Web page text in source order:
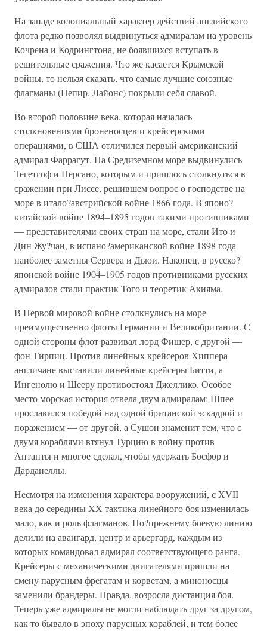
На западе колониальный характер действий английского
флота редко позволял выдвинуться адмиралам на уровень
Кочрена и Кодрингтона, не боявшихся вступать в
решительные сражения. Что же касается Крымской
войны, то нельзя сказать, что самые лучшие союзные
флагманы (Непир, Лайонс) покрыли себя славой.
Во второй половине века, которая началась
столкновениями броненосцев и крейсерскими
операциями, в США отличился первый американский
адмирал Фаррагут. На Средиземном море выдвинулись
Тегетгоф и Персано, которым и пришлось столкнуться в
сражении при Лиссе, решившем вопрос о господстве на
море в итало?австрийской войне 1866 года. В японо?
китайской войне 1894–1895 годов такими противниками
— представителями своих стран на море, стали Ито и
Дин Жу?чан, в испано?американской войне 1898 года
наиболее заметны Сервера и Дьюи. Наконец, в русско?
японской войне 1904–1905 годов противниками русских
адмиралов стали практик Того и теоретик Акияма.
В Первой мировой войне столкнулись на море
преимущественно флоты Германии и Великобритании. С
одной стороны флот развивал лорд Фишер, с другой —
фон Тирпиц. Против линейных крейсеров Хиппера
англичане выставили линейные крейсеры Битти, а
Ингенолю и Шееру противостоял Джеллико. Особое
место морская история отвела двум адмиралам: Шпее
прославился победой над одной британской эскадрой и
поражением — от другой, а Сушон знаменит тем, что с
двумя кораблями втянул Турцию в войну против
Антанты и многое сделал, чтобы удержать Босфор и
Дарданеллы.
Несмотря на изменения характера вооружений, с XVII
века до середины XX тактика линейного боя изменилась
мало, как и роль флагманов. По?прежнему боевую линию
делили на авангард, центр и арьергард, каждым из
которых командовал адмирал соответствующего ранга.
Крейсеры с механическими двигателями пришли на
смену парусным фрегатам и корветам, а миноносцы
заменили брандеры. Правда, возросла дистанция боя.
Теперь уже адмиралы не могли наблюдать друг за другом,
как то бывало в эпоху парусных кораблей, и тем более